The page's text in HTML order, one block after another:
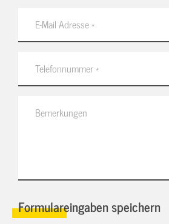
Formulareingaben speichern